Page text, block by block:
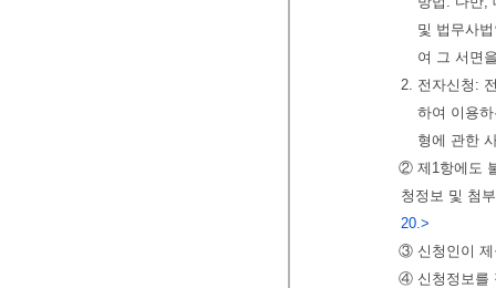
및 법무사
여 그 서면
2. 전자신청:
하여 이용
형에 관한
② 제1항에도
청정보 및 첨
20.>
③ 신청인이 제
④ 신청정보를